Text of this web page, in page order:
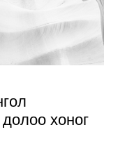
хоног